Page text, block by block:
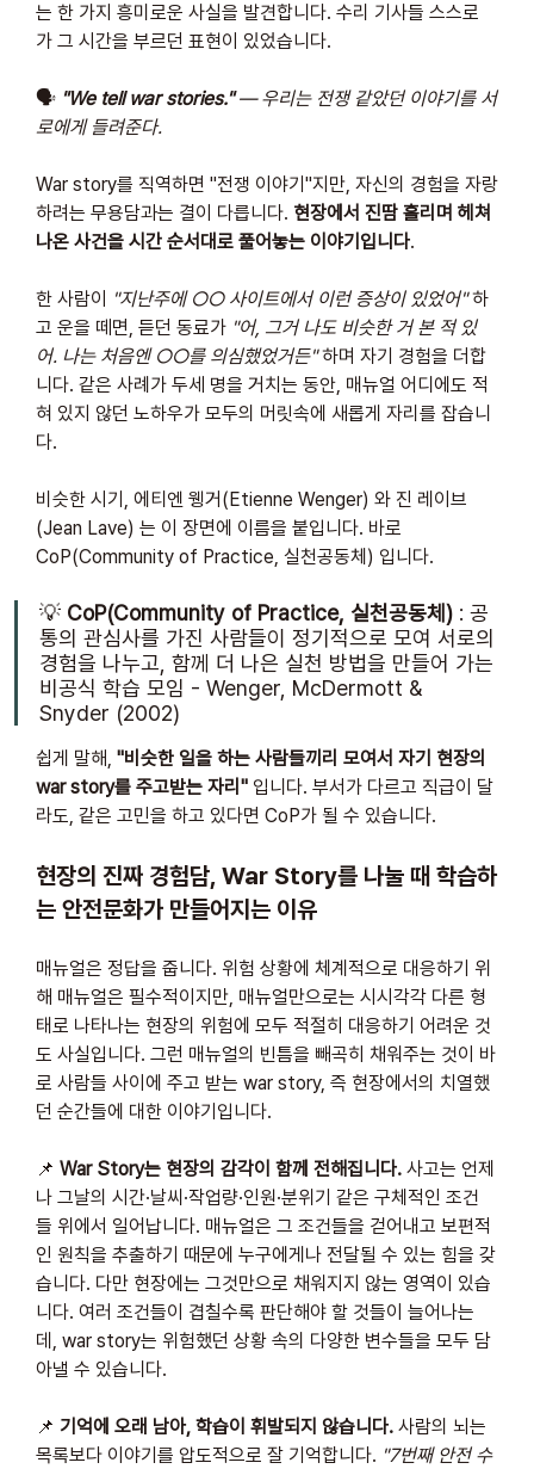
는 한 가지 흥미로운 사실을 발견합니다. 수리 기사들 스스로
가 그 시간을 부르던 표현이 있었습니다.
🗣️ "We tell war stories." — 우리는 전쟁 같았던 이야기를 서
로에게 들려준다.
War story를 직역하면 "전쟁 이야기"지만, 자신의 경험을 자랑
하려는 무용담과는 결이 다릅니다. 현장에서 진땀 흘리며 헤쳐
나온 사건을 시간 순서대로 풀어놓는 이야기입니다.
한 사람이 "지난주에 ○○ 사이트에서 이런 증상이 있었어" 하
고 운을 떼면, 듣던 동료가 "어, 그거 나도 비슷한 거 본 적 있
어. 나는 처음엔 ○○를 의심했었거든" 하며 자기 경험을 더합
니다. 같은 사례가 두세 명을 거치는 동안, 매뉴얼 어디에도 적
혀 있지 않던 노하우가 모두의 머릿속에 새롭게 자리를 잡습니
다.
비슷한 시기, 에티엔 웽거(Etienne Wenger) 와 진 레이브
(Jean Lave) 는 이 장면에 이름을 붙입니다. 바로
CoP(Community of Practice, 실천공동체) 입니다.
💡 CoP(Community of Practice, 실천공동체) : 공
통의 관심사를 가진 사람들이 정기적으로 모여 서로의
경험을 나누고, 함께 더 나은 실천 방법을 만들어 가는
비공식 학습 모임 - Wenger, McDermott &
Snyder (2002)
쉽게 말해, "비슷한 일을 하는 사람들끼리 모여서 자기 현장의
war story를 주고받는 자리" 입니다. 부서가 다르고 직급이 달
라도, 같은 고민을 하고 있다면 CoP가 될 수 있습니다.
현장의 진짜 경험담, War Story를 나눌 때 학습하
는 안전문화가 만들어지는 이유
매뉴얼은 정답을 줍니다. 위험 상황에 체계적으로 대응하기 위
해 매뉴얼은 필수적이지만, 매뉴얼만으로는 시시각각 다른 형
태로 나타나는 현장의 위험에 모두 적절히 대응하기 어려운 것
도 사실입니다. 그런 매뉴얼의 빈틈을 빼곡히 채워주는 것이 바
로 사람들 사이에 주고 받는 war story, 즉 현장에서의 치열했
던 순간들에 대한 이야기입니다.
📌 War Story는 현장의 감각이 함께 전해집니다. 사고는 언제
나 그날의 시간·날씨·작업량·인원·분위기 같은 구체적인 조건
들 위에서 일어납니다. 매뉴얼은 그 조건들을 걷어내고 보편적
인 원칙을 추출하기 때문에 누구에게나 전달될 수 있는 힘을 갖
습니다. 다만 현장에는 그것만으로 채워지지 않는 영역이 있습
니다. 여러 조건들이 겹칠수록 판단해야 할 것들이 늘어나는
데, war story는 위험했던 상황 속의 다양한 변수들을 모두 담
아낼 수 있습니다.
📌 기억에 오래 남아, 학습이 휘발되지 않습니다. 사람의 뇌는
목록보다 이야기를 압도적으로 잘 기억합니다. "7번째 안전 수